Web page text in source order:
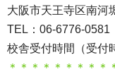
大阪市天王寺区南河
TEL：06-6776-0581
校舎受付時間（受付
＊＊＊＊＊＊＊＊＊